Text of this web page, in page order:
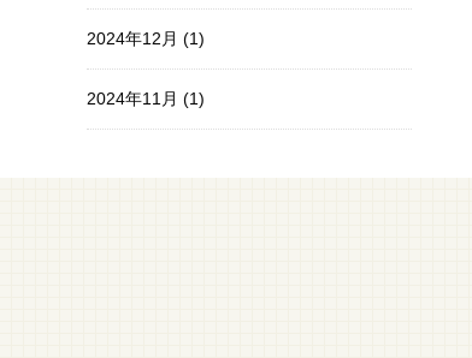
2024年12月 (1)
2024年11月 (1)